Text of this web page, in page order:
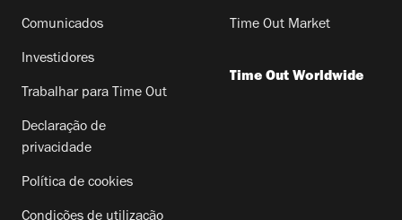
Comunicados
Investidores
Trabalhar para Time Out
Declaração de
privacidade
Política de cookies
Time Out Market
Time Out Worldwide